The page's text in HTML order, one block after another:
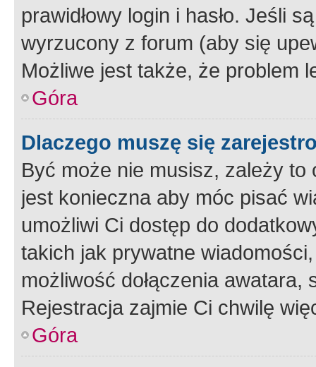
prawidłowy login i hasło. Jeśli
wyrzucony z forum (aby się
Możliwe jest także, że problem
Góra
Dlaczego muszę się
Być może nie musisz, zależy
jest konieczna aby móc pisać
umożliwi Ci dostęp do
takich jak prywatne
możliwość dołączenia
Rejestracja zajmie Ci chwilę
Góra